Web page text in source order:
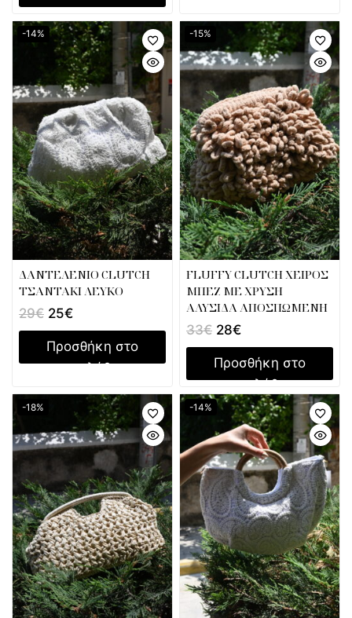
-14%
ΔΑΝΤΕΛΕΝΙΟ CLUTCH
ΤΣΑΝΤΑΚΙ ΛΕΥΚΟ
29€ 25€
Προσθήκη στο
καλάθι
-15%
FLUFFY CLUTCH ΧΕΙΡΟΣ
ΜΠΕΖ ΜΕ ΧΡΥΣΗ
ΑΛΥΣΙΔΑ ΑΠΟΣΠΩΜΕΝΗ
33€ 28€
Προσθήκη στο
καλάθι
-18% -14%